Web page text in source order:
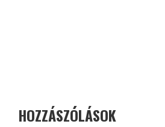
HOZZÁSZÓLÁSOK